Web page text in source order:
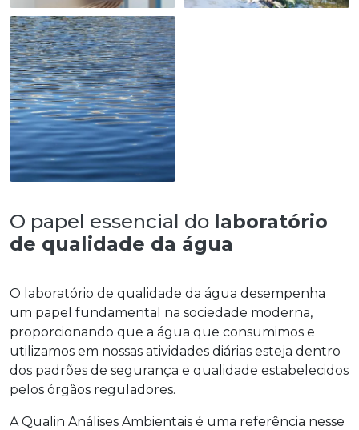
O papel essencial do laboratório
de qualidade da água
O laboratório de qualidade da água desempenha
um papel fundamental na sociedade moderna,
proporcionando que a água que consumimos e
utilizamos em nossas atividades diárias esteja dentro
dos padrões de segurança e qualidade estabelecidos
pelos órgãos reguladores.
A Qualin Análises Ambientais é uma referência nesse